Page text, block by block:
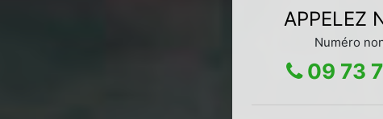
APPELEZ
Numéro
09 73